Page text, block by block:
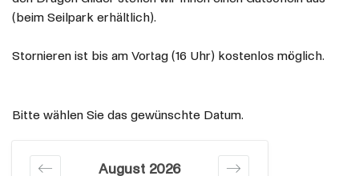
(beim Seilpark erhältlich).
Stornieren ist bis am Vortag (16 Uhr) kostenlos möglich.
Bitte wählen Sie das gewünschte Datum.
August 2026